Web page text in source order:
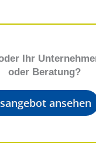
Ihr
oder Beratung?
ansehen